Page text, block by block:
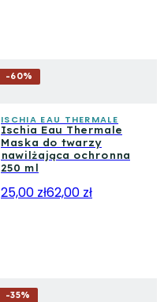
-60%
ISCHIA EAU THERMALE
Ischia Eau Thermale
Maska do twarzy
nawilżająca ochronna
250 ml
25,00 zł62,00 zł
-35%